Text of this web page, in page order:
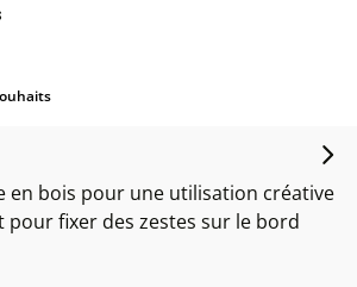
en bois pour une utilisation créative
pour fixer des zestes sur le bord